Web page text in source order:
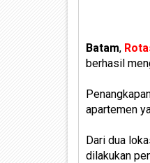
Batam,
berhasil
apartemen
Dari dua
dilakukan